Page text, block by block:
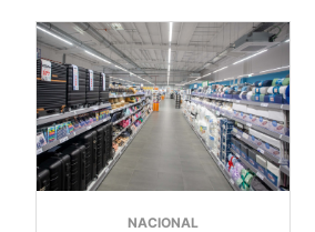
NACIONAL